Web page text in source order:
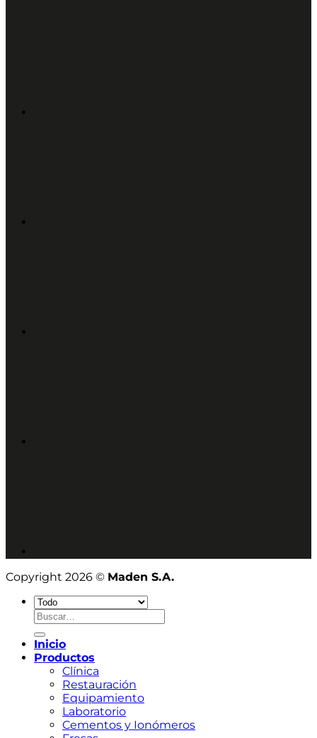
Copyright 2026 © Maden S.A.
Buscar
Inicio
Productos
Clínica
Restauración
Equipamiento
Laboratorio
Cementos y Ionómeros